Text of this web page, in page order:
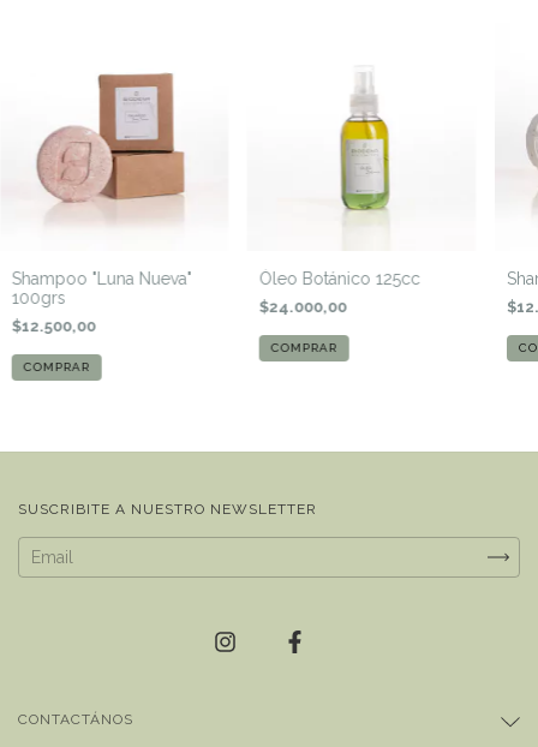
Shampoo "Luna Nueva"
100grs
$12.500,00
Óleo Botánico 125cc
$24.000,00
SUSCRIBITE A NUESTRO NEWSLETTER
CONTACTÁNOS